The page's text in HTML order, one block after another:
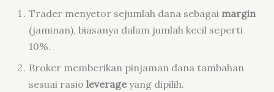
Trader menyetor sejumlah dana sebagai margin
(jaminan), biasanya dalam jumlah kecil seperti
10%.
Broker memberikan pinjaman dana tambahan
sesuai rasio leverageyang dipilih.